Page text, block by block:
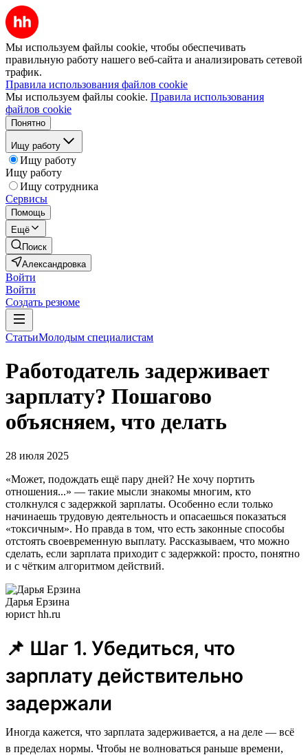
Мы используем файлы cookie, чтобы обеспечивать
правильную работу нашего веб-сайта и анализировать сетевой
трафик.
Правила использования файлов cookie
Мы используем файлы cookie. Правила использования
файлов cookie
Понятно
Ищу работу
Ищу работу
Ищу работу
Ищу сотрудника
Сервисы
Помощь
Ещё
Поиск
Александровка
Войти
Войти
Создать резюме
СтатьиМолодым специалистам
Работодатель задерживает
зарплату? Пошагово
объясняем, что делать
28 июля 2025
«Может, подождать ещё пару дней? Не хочу портить
отношения...» — такие мысли знакомы многим, кто
столкнулся с задержкой зарплаты. Особенно если только
начинаешь трудовую деятельность и опасаешься показаться
«токсичным». Но правда в том, что есть законные способы
отстоять своевременную выплату. Рассказываем, что можно
сделать, если зарплата приходит с задержкой: просто, понятно
и с чётким алгоритмом действий.
Дарья Ерзина
юрист hh.ru
📌 Шаг 1. Убедиться, что
зарплату действительно
задержали
Иногда кажется, что зарплата задерживается, а на деле — всё
в пределах нормы. Чтобы не волноваться раньше времени,